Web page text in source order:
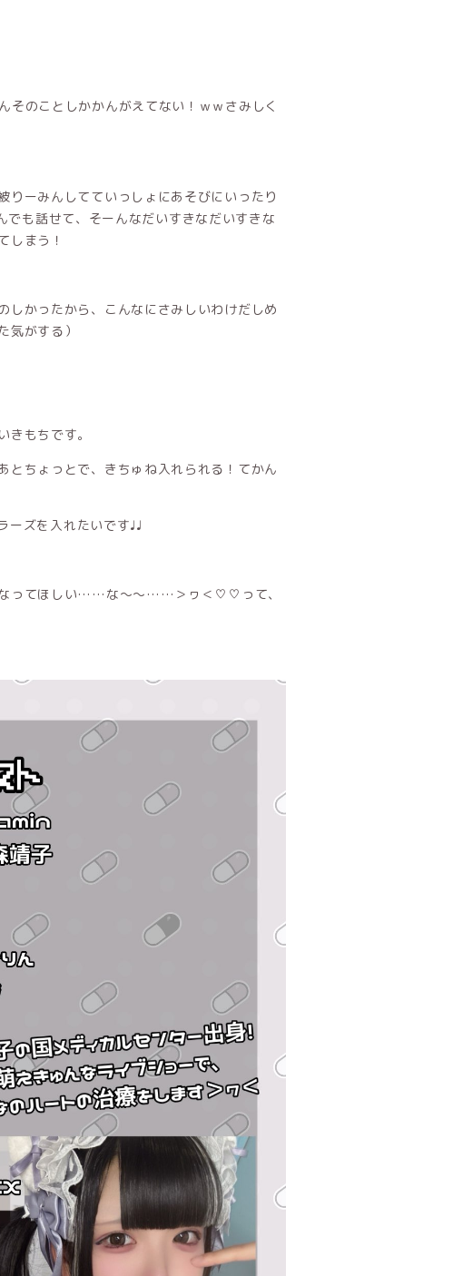
のことしかかんがえてない！ｗｗさみしく
りーみんしてていっしょにあそびにいったり
も話せて、そーんなだいすきなだいすきな
しまう！
しかったから、こんなにさみしいわけだしめ
気がする）
もちです。
とちょっとで、きちゅね入れられる！てかん
ズを入れたいです♩♩
なってほしい……な〜〜……＞ヮ＜♡♡って、